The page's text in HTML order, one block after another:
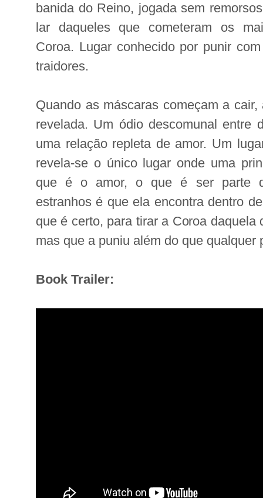
banida do Reino, jogada sem
lar daqueles que cometeram os
Coroa. Lugar conhecido por punir
traidores.
Quando as máscaras começam a
revelada. Um ódio descomunal entre
uma relação repleta de amor. Um
revela-se o único lugar onde uma
que é o amor, o que é ser parte
estranhos é que ela encontra dentro
que é certo, para tirar a Coroa daquela
mas que a puniu além do que qualquer
Book Trailer: